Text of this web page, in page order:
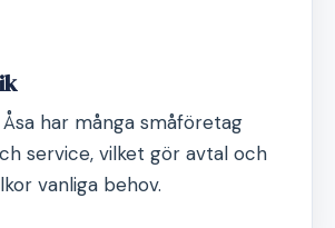
har många småföretag
service, vilket gör avtal och
vanliga behov.